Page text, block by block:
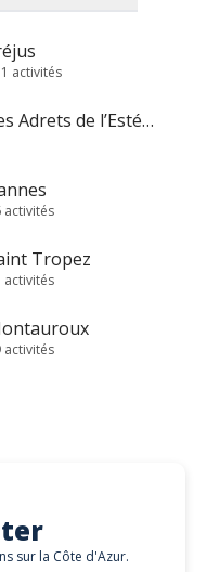
activités
Les Adrets de l’Estérel
activités
Tropez
activités
activités
sur la Côte d'Azur.